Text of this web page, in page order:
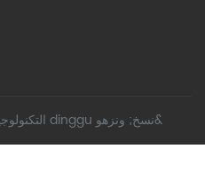
&نسخ; ونزهو dinggu التكنولوجيا المحدودة جميع الحقوق محفوظة .